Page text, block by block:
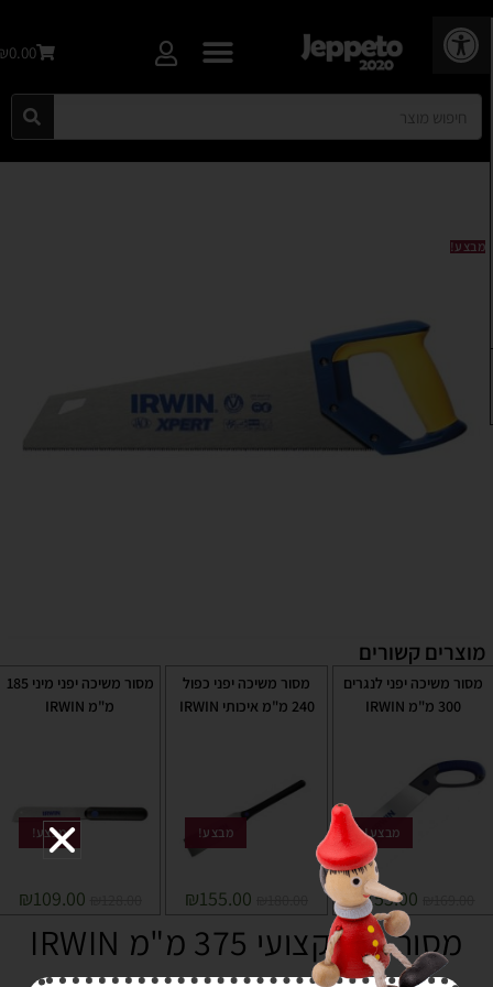
פתח סרגל נגישות
₪0.00
מבצע!
מוצרים קשורים
מסור משיכה יפני לנגרים
300 מ"מ IRWIN
מבצע!
₪155.00
מסור משיכה יפני כפול
240 מ"מ איכותי IRWIN
מבצע!
₪155.00
מסור משיכה יפני מיני 185
מ"מ IRWIN
מבצע!
₪109.00
מסור יד מקצועי 375 מ"מ IRWIN